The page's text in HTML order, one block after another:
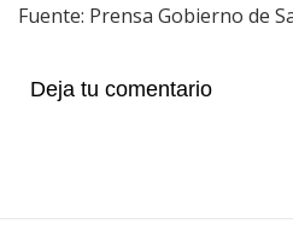
Fuente: Prensa Gobierno de
Deja tu comentario